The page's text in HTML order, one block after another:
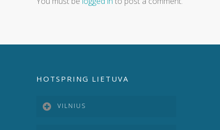
HOTSPRING LIETUVA
VILNIUS